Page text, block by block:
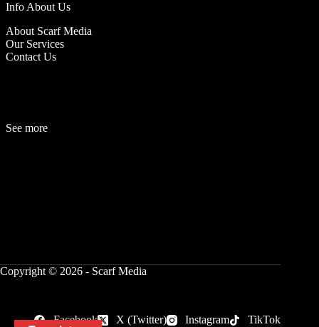
Info About Us
About Scarf Media
Our Services
Contact Us
See more
Copyright © 2026 - Scarf Media
Facebook X (Twitter) Instagram
TikTok